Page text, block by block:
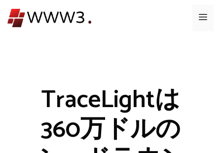
ン
メ
TraceLightは
360万ドルの